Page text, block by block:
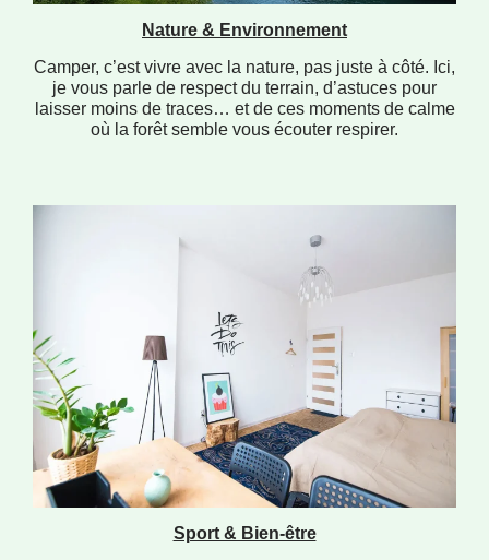
Nature & Environnement
Camper, c’est vivre avec la nature, pas juste à côté. Ici,
je vous parle de respect du terrain, d’astuces pour
laisser moins de traces… et de ces moments de calme
où la forêt semble vous écouter respirer.
Sport & Bien-être